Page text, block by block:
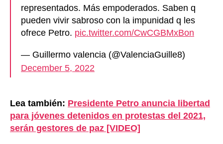
representados. Más empoderados. Saben q
pueden vivir sabroso con la impunidad q les
ofrece Petro. pic.twitter.com/CwCGBMxBon
— Guillermo valencia (@ValenciaGuille8)
December 5, 2022
Lea también: Presidente Petro anuncia libertad
para jóvenes detenidos en protestas del 2021,
serán gestores de paz [VIDEO]